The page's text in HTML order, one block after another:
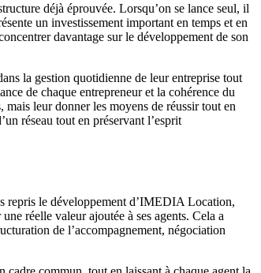
déjà éprouvée. Lorsqu’on se lance seul, il
un investissement important en temps et en
davantage sur le développement de son
la gestion quotidienne de leur entreprise tout
de chaque entrepreneur et la cohérence du
leur donner les moyens de réussir tout en
réseau tout en préservant l’esprit
repris le développement d’IMEDIA Location,
réelle valeur ajoutée à ses agents. Cela a
de l’accompagnement, négociation